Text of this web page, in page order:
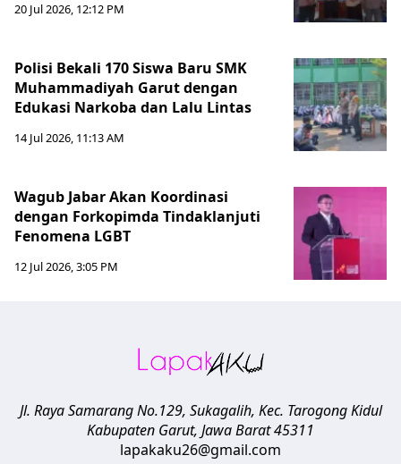
20 Jul 2026, 12:12 PM
Polisi Bekali 170 Siswa Baru SMK
Muhammadiyah Garut dengan
Edukasi Narkoba dan Lalu Lintas
14 Jul 2026, 11:13 AM
Wagub Jabar Akan Koordinasi
dengan Forkopimda Tindaklanjuti
Fenomena LGBT
12 Jul 2026, 3:05 PM
Jl. Raya Samarang No.129, Sukagalih, Kec. Tarogong Kidul
Kabupaten Garut, Jawa Barat45311
lapakaku26@gmail.com